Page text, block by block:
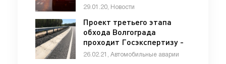
29.01.20, Новости
Проект третьего этапа
обхода Волгограда
проходит Госэкспертизу -
«ДТП»
26.02.21, Автомобильные аварии